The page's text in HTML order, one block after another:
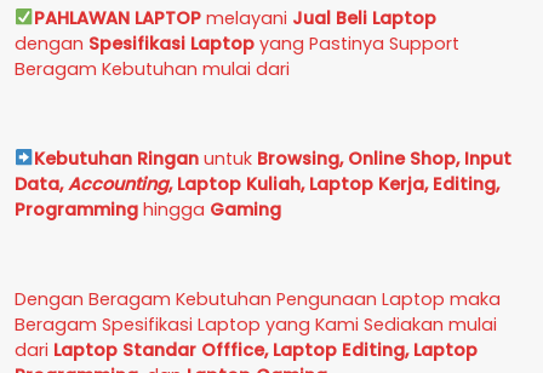
PAHLAWAN LAPTOPmelayani Jual Beli Laptop
dengan Spesifikasi Laptop yang Pastinya Support
Beragam Kebutuhan mulai dari
Kebutuhan Ringanuntuk Browsing, Online Shop, Input
Data,Accounting, Laptop Kuliah, Laptop Kerja, Editing,
Programming hingga Gaming
Dengan Beragam Kebutuhan Pengunaan Laptop maka
Beragam Spesifikasi Laptop yang Kami Sediakan mulai
dari Laptop Standar Offfice, Laptop Editing, Laptop